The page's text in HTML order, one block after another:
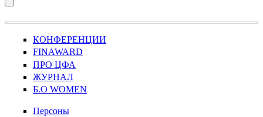
КОНФЕРЕНЦИИ
FINAWARD
ПРО ЦФА
ЖУРНАЛ
Б.О WOMEN
Персоны